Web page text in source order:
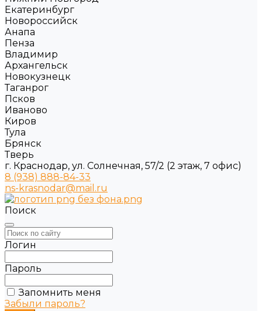
Екатеринбург
Новороссийск
Анапа
Пенза
Владимир
Архангельск
Новокузнецк
Таганрог
Псков
Иваново
Киров
Тула
Брянск
Тверь
г. Краснодар, ул. Солнечная, 57/2 (2 этаж, 7 офис)
8 (938) 888-84-33
ns-krasnodar@mail.ru
Поиск
Логин
Пароль
Запомнить меня
Забыли пароль?